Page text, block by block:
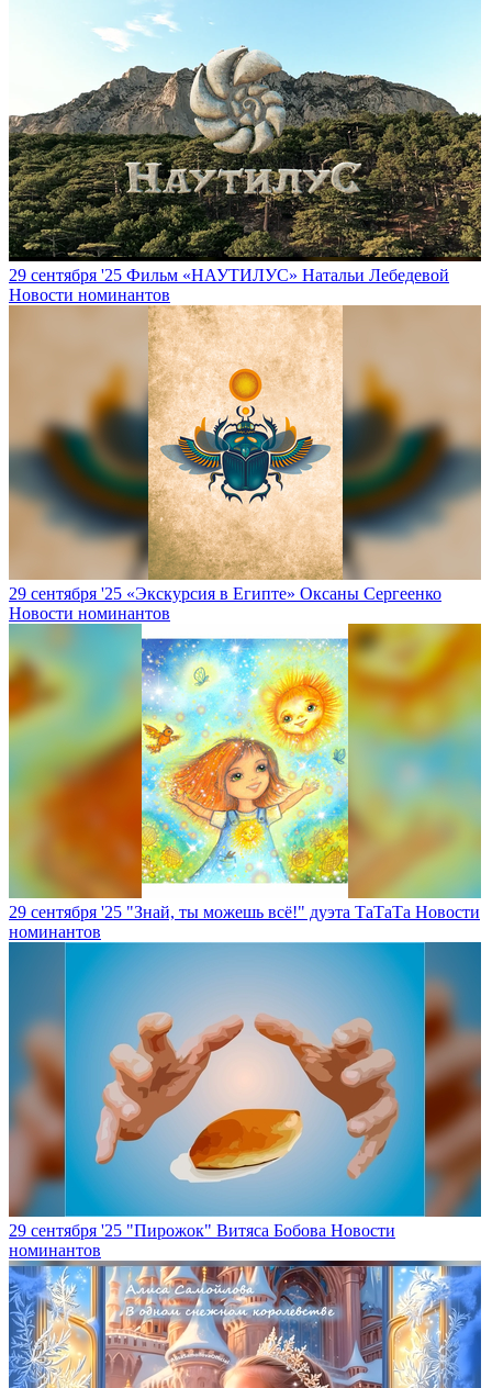
29 сентября '25 Фильм «НАУТИЛУС» Натальи Лебедевой
Новости номинантов
29 сентября '25 «Экскурсия в Египте» Оксаны Сергеенко
Новости номинантов
29 сентября '25 "Знай, ты можешь всё!" дуэта ТаТаТа Новости
номинантов
29 сентября '25 "Пирожок" Витяса Бобова Новости
номинантов